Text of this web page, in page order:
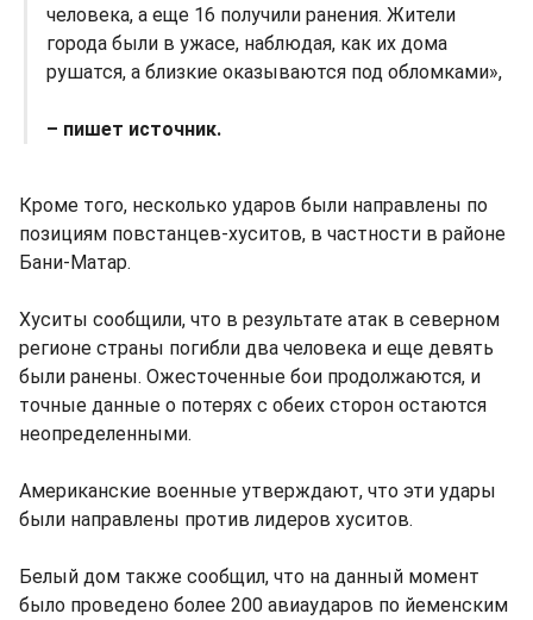
человека, а еще 16 получили ранения. Жители
города были в ужасе, наблюдая, как их дома
рушатся, а близкие оказываются под обломками»,
– пишет источник.
Кроме того, несколько ударов были направлены по
позициям повстанцев-хуситов, в частности в районе
Бани-Матар.
Хуситы сообщили, что в результате атак в северном
регионе страны погибли два человека и еще девять
были ранены. Ожесточенные бои продолжаются, и
точные данные о потерях с обеих сторон остаются
неопределенными.
Американские военные утверждают, что эти удары
были направлены против лидеров хуситов.
Белый дом также сообщил, что на данный момент
было проведено более 200 авиаударов по йеменским